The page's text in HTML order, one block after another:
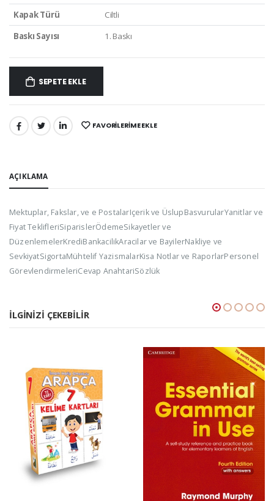
Kapak Türü
Ciltli
Baskı Sayısı
1. Baskı
SEPETE EKLE
PAYLAŞ: FAVORILERIME EKLE
AÇIKLAMA
Mektuplar, Fakslar, ve e PostalarIçerik ve ÜslupBasvurularYanitlar ve
Fiyat TeklifleriSiparislerÖdemeSikayetler ve
DüzenlemelerKrediBankacilikAracilar ve BayilerNakliye ve
SevkiyatSigortaMühtelif YazismalarKisa Notlar ve RaporlarPersonel
GörevlendirmeleriCevap AnahtariSözlük
İLGINIZI ÇEKEBILIR